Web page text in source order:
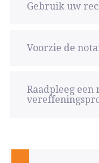
Gebruik uw
Voorzie de
Raadpleeg een